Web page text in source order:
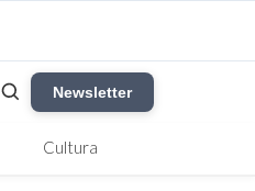
Newsletter
Cultura